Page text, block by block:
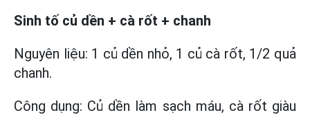
Sinh tố củ dền + cà rốt + chanh
Nguyên liệu: 1 củ dền nhỏ, 1 củ cà rốt, 1/2 quả
chanh.
Công dụng: Củ dền làm sạch máu, cà rốt giàu